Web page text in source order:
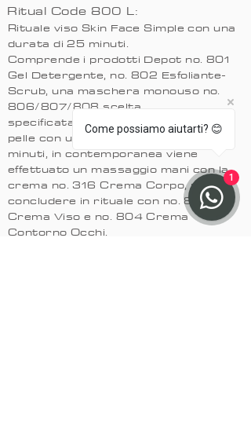
Ritual Code 800 L:
Rituale viso Skin Face Simple con una
durata di 25 minuti.
Comprende i prodotti Depot no. 801
Gel Detergente, no. 802 Esfoliante-
Scrub, una maschera monouso no.
806/807/808 scelta
specificatamente in base al tipo di
pelle con un tempo di posa di 10/15
minuti, in contemporanea viene
effettuato un massaggio mani con la
crema no. 316 Crema Corpo, per poi
concludere in rituale con no. 803
Crema Viso e no. 804 Crema
Contorno Occhi.
Come possiamo aiutarti? 😊
1